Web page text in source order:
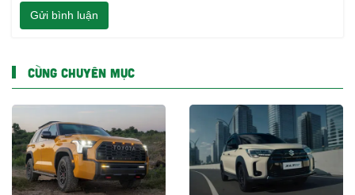
Gửi bình luận
CÙNG CHUYÊN MỤC